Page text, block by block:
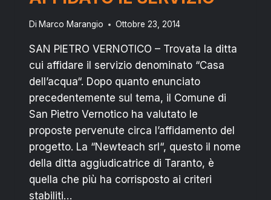
Di Marco Marangio Ottobre 23, 2014
SAN PIETRO VERNOTICO – Trovata la ditta
cui affidare il servizio denominato “Casa
dell’acqua“. Dopo quanto enunciato
precedentemente sul tema, il Comune di
San Pietro Vernotico ha valutato le
proposte pervenute circa l’affidamento del
progetto. La “Newteach srl“, questo il nome
della ditta aggiudicatrice di Taranto, è
quella che più ha corrisposto ai criteri
stabiliti…